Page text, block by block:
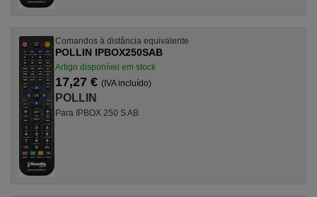
Comandos à distância equivalente
POLLIN IPBOX250SAB
Artigo disponível em stock
17,27 € (IVA incluído)
POLLIN
Para IPBOX 250 S AB